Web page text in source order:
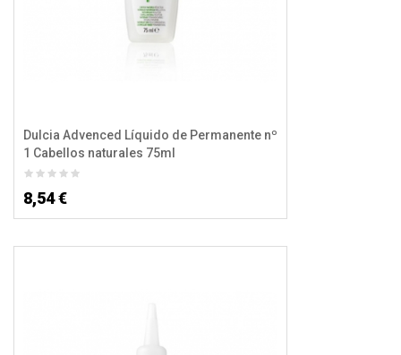
Dulcia Advenced Líquido de Permanente nº
1 Cabellos naturales 75ml
8,54 €